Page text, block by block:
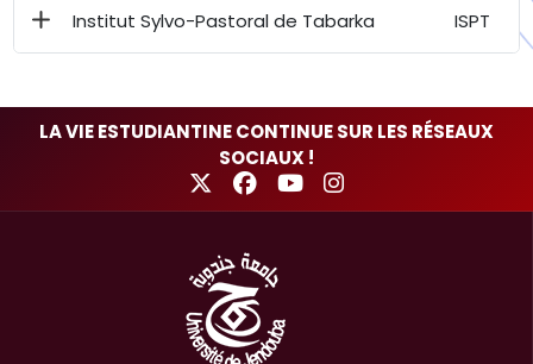
Institut Sylvo-Pastoral de Tabarka ISPT
LA VIE ESTUDIANTINE CONTINUE SUR LES RÉSEAUX
SOCIAUX !